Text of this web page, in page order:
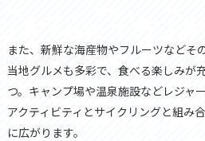
また、新鮮な海産物やフルーツなどそ
当地グルメも多彩で、食べる楽しみが
つ。キャンプ場や温泉施設などレジャ
アクティビティとサイクリングと組み
に広がります。